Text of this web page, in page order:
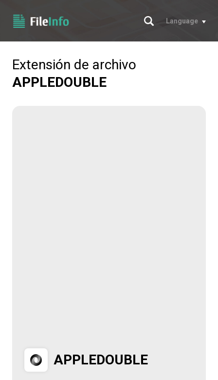
Buscar
Language
Extensión de archivo
APPLEDOUBLE
APPLEDOUBLE